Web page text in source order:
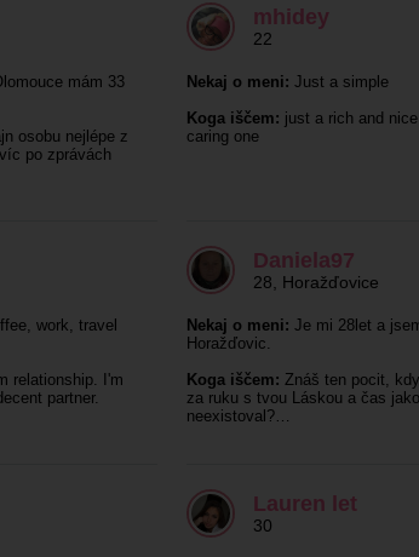
mám 33
osobu nejlépe z
po zprávách
work, travel
relationship. I'm
partner.
mhidey
22
Nekaj o meni: Just a simple
Koga iščem: just a rich and
caring one
Daniela97
28 Horažďovice
Nekaj o meni: Je mi 28let a
Horažďovic.
Koga iščem: Znáš ten pocit,
za ruku s tvou Láskou a čas
neexistoval?…
Lauren let
30